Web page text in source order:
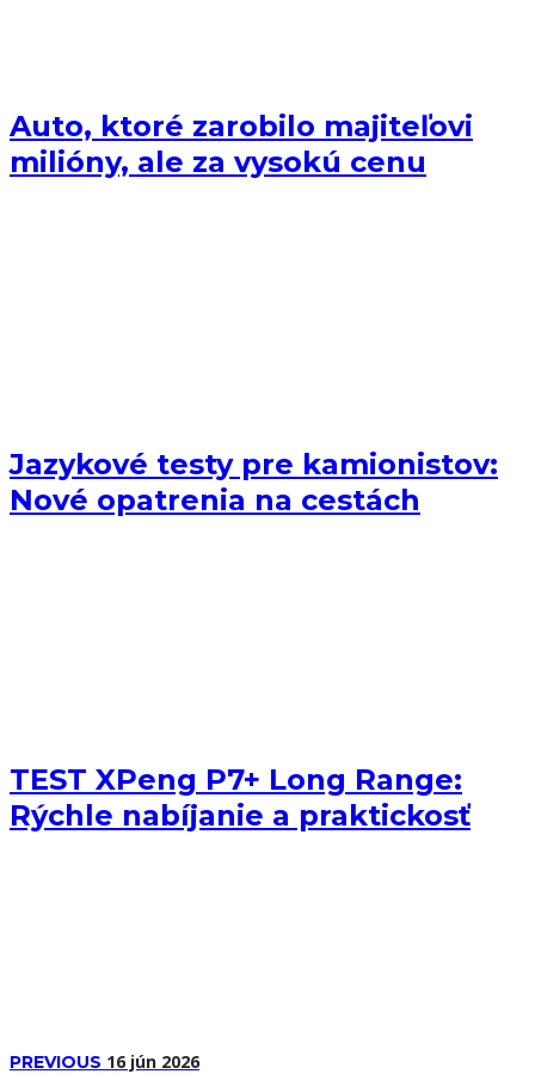
Auto, ktoré zarobilo majiteľovi
milióny, ale za vysokú cenu
Jazykové testy pre kamionistov:
Nové opatrenia na cestách
TEST XPeng P7+ Long Range:
Rýchle nabíjanie a praktickosť
PREVIOUS 16 jún 2026